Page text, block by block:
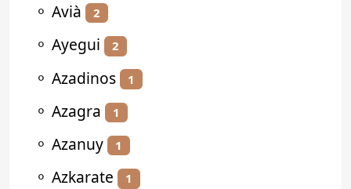
⚬ Avià 2
⚬ Ayegui 2
⚬ Azadinos 1
⚬ Azagra 1
⚬ Azanuy 1
⚬ Azkarate 1